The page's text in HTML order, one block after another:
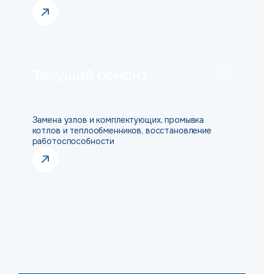
Замена узлов и комплектующих, промывка
котлов и теплообменников, восстановление
работоспособности